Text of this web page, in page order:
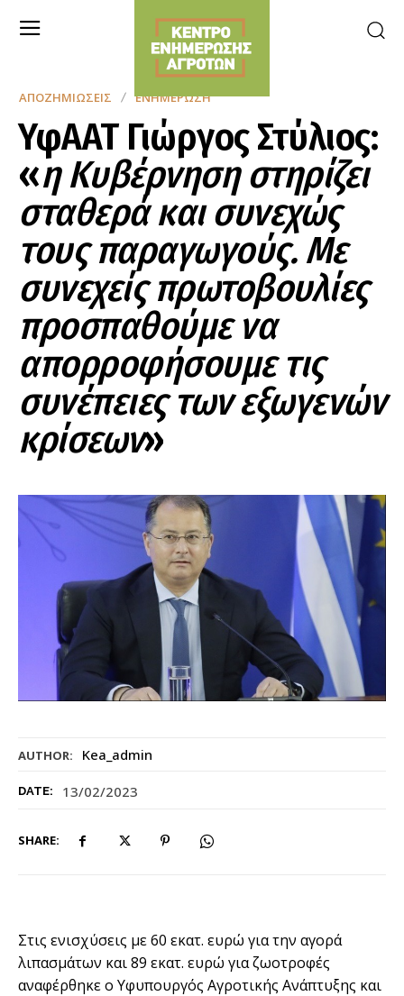
AUTHOR: Kea_admin
DATE: 13/02/2023
SHARE:
ΑΠΟΖΗΜΙΏΣΕΙΣ ΕΝΗΜΈΡΩΣΗ
ΥφΑΑΤ Γιώργος Στύλιος:
«η Κυβέρνηση στηρίζει
σταθερά και συνεχώς
τους παραγωγούς. Με
συνεχείς πρωτοβουλίες
προσπαθούμε να
απορροφήσουμε τις
συνέπειες των εξωγενών
κρίσεων»
Στις ενισχύσεις με 60 εκατ. ευρώ για την αγορά
λιπασμάτων και 89 εκατ. ευρώ για ζωοτροφές
αναφέρθηκε ο Υφυπουργός Αγροτικής Ανάπτυξης και